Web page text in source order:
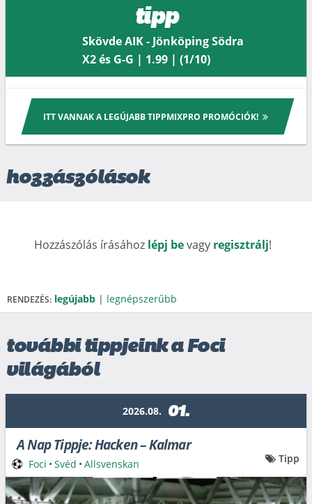
tipp
Skövde AIK - Jönköping Södra
X2 és G-G | 1.99 | (1/10)
ITT VANNAK A LEGÚJABB TIPPMIXPRO PROMÓCIÓK!
hozzászólások
Hozzászólás írásához lépj bevagy regisztrálj!
RENDEZÉS: legújabb | legnépszerűbb
további tippjeink a Foci
világából
2026.08. 01.
A Nap Tippje: Hacken – Kalmar
Foci • Svéd • Allsvenskan Tipp